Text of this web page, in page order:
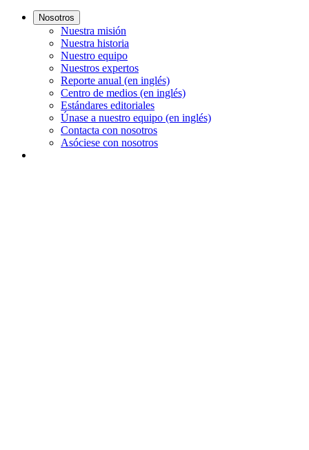
Nosotros
Nuestra misión
Nuestra historia
Nuestro equipo
Nuestros expertos
Reporte anual (en inglés)
Centro de medios (en inglés)
Estándares editoriales
Únase a nuestro equipo (en inglés)
Contacta con nosotros
Asóciese con nosotros